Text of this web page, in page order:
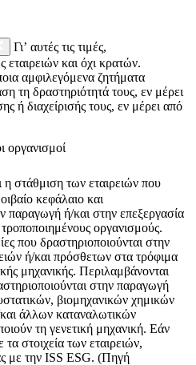
Γι’ αυτές τις τιμές,
εταιρειών και όχι κρατών.
αμφιλεγόμενα ζητήματα
τη δραστηριότητά τους, εν μέρει
ή διαχείρισής τους, εν μέρει από
οργανισμοί
η στάθμιση των εταιρειών που
κεφάλαιο και
παραγωγή ή/και στην επεξεργασία
οργανισμούς.
που δραστηριοποιούνται στην
ή/και πρόσθετων στα τρόφιμα
μηχανικής. Περιλαμβάνονται
στην παραγωγή
βιομηχανικών χημικών
άλλων καταναλωτικών
τη γενετική μηχανική. Εάν
τα στοιχεία των εταιρειών,
με την ISS ESG. (Πηγή